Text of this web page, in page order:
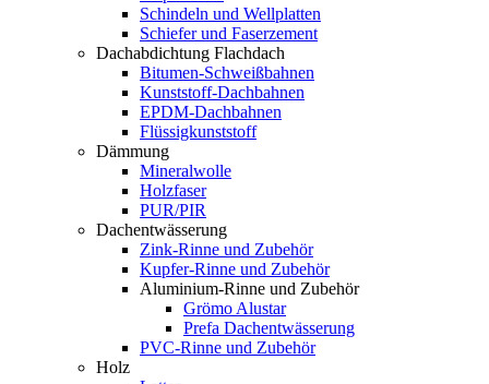
Schindeln und Wellplatten
Schiefer und Faserzement
Dachabdichtung Flachdach
Bitumen-Schweißbahnen
Kunststoff-Dachbahnen
EPDM-Dachbahnen
Flüssigkunststoff
Dämmung
Mineralwolle
Holzfaser
PUR/PIR
Dachentwässerung
Zink-Rinne und Zubehör
Kupfer-Rinne und Zubehör
Aluminium-Rinne und Zubehör
Grömo Alustar
Prefa Dachentwässerung
PVC-Rinne und Zubehör
Holz